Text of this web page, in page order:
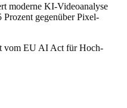
moderne KI-Videoanalyse
gegenüber Pixel-
vom EU AI Act für Hoch-